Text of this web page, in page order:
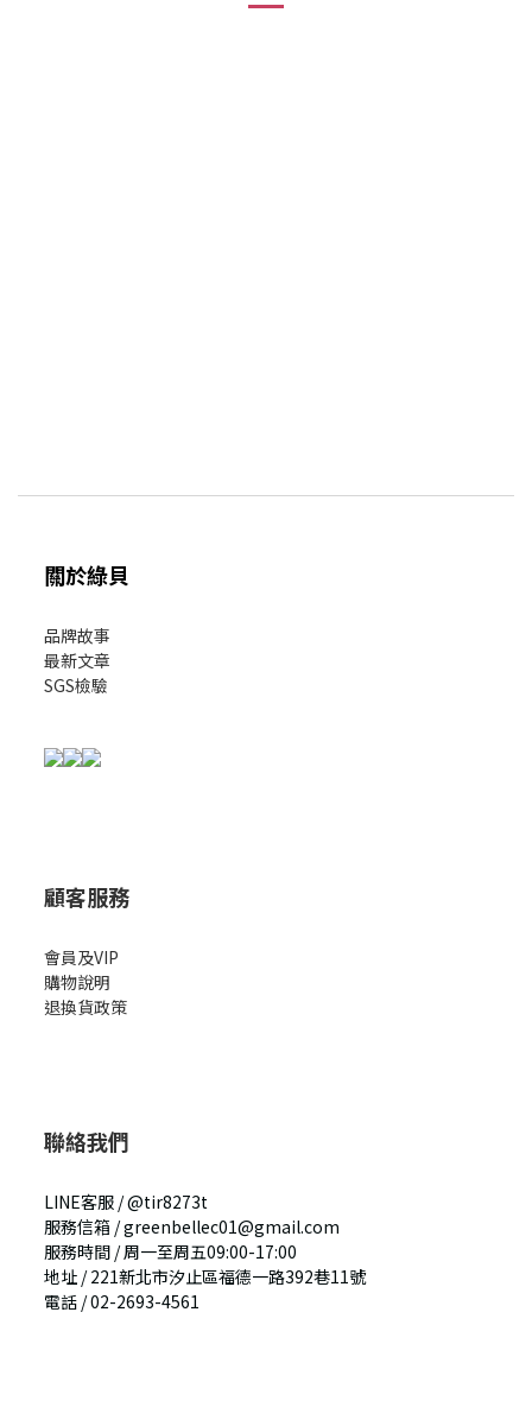
關於綠貝
品牌故事
最新文章
SGS檢驗
顧客服務
會員及VIP
購物說明
退換貨政策
聯絡我們
LINE客服 / @tir8273t
服務信箱 /greenbellec01@gmail.com
服務時間 / 周一至周五09:00-17:00
地址 /221新北市汐止區福德一路392巷11號
電話 /02-2693-4561